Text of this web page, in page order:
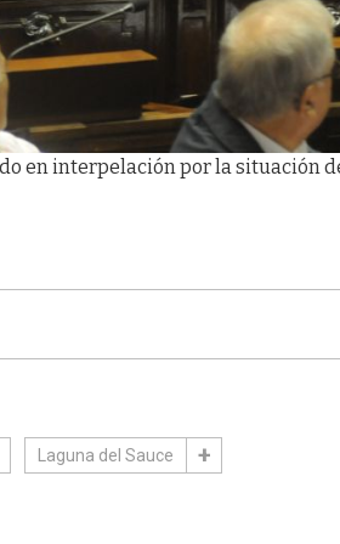
en interpelación por la situación
Laguna del Sauce